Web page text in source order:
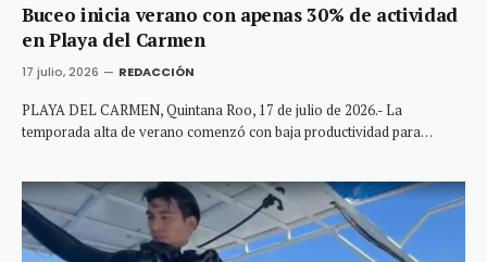
Buceo inicia verano con apenas 30% de actividad
en Playa del Carmen
17 julio, 2026 REDACCIÓN
PLAYA DEL CARMEN, Quintana Roo, 17 de julio de 2026.- La
temporada alta de verano comenzó con baja productividad para…